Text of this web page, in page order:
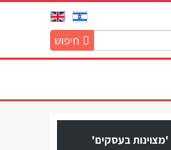
חיפוש
בעסקים'